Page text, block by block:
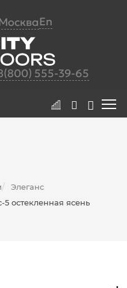
En
555-39-65
/ Элеганс
остекленная ясень